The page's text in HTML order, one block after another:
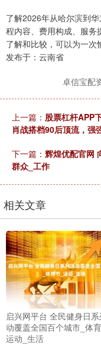
了解2026年从哈尔滨到
程内容、费用构成、服务
了解和比较，可以为一次
发布于：云南省
卓信宝配
上一篇： 股票杠杆APP
肖战搭档90后顶流，强
下一篇： 辉煌优配官网
群众_工作
相关文章
启兴网平台 全民健身日
动覆盖全国百个城市_体育
运动_生活